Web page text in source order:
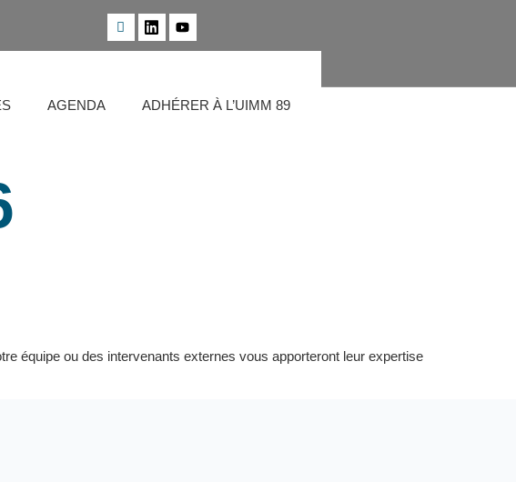
AGENDA ADHÉRER À L’UIMM 89
équipe ou des intervenants externes vous apporteront leur expertise